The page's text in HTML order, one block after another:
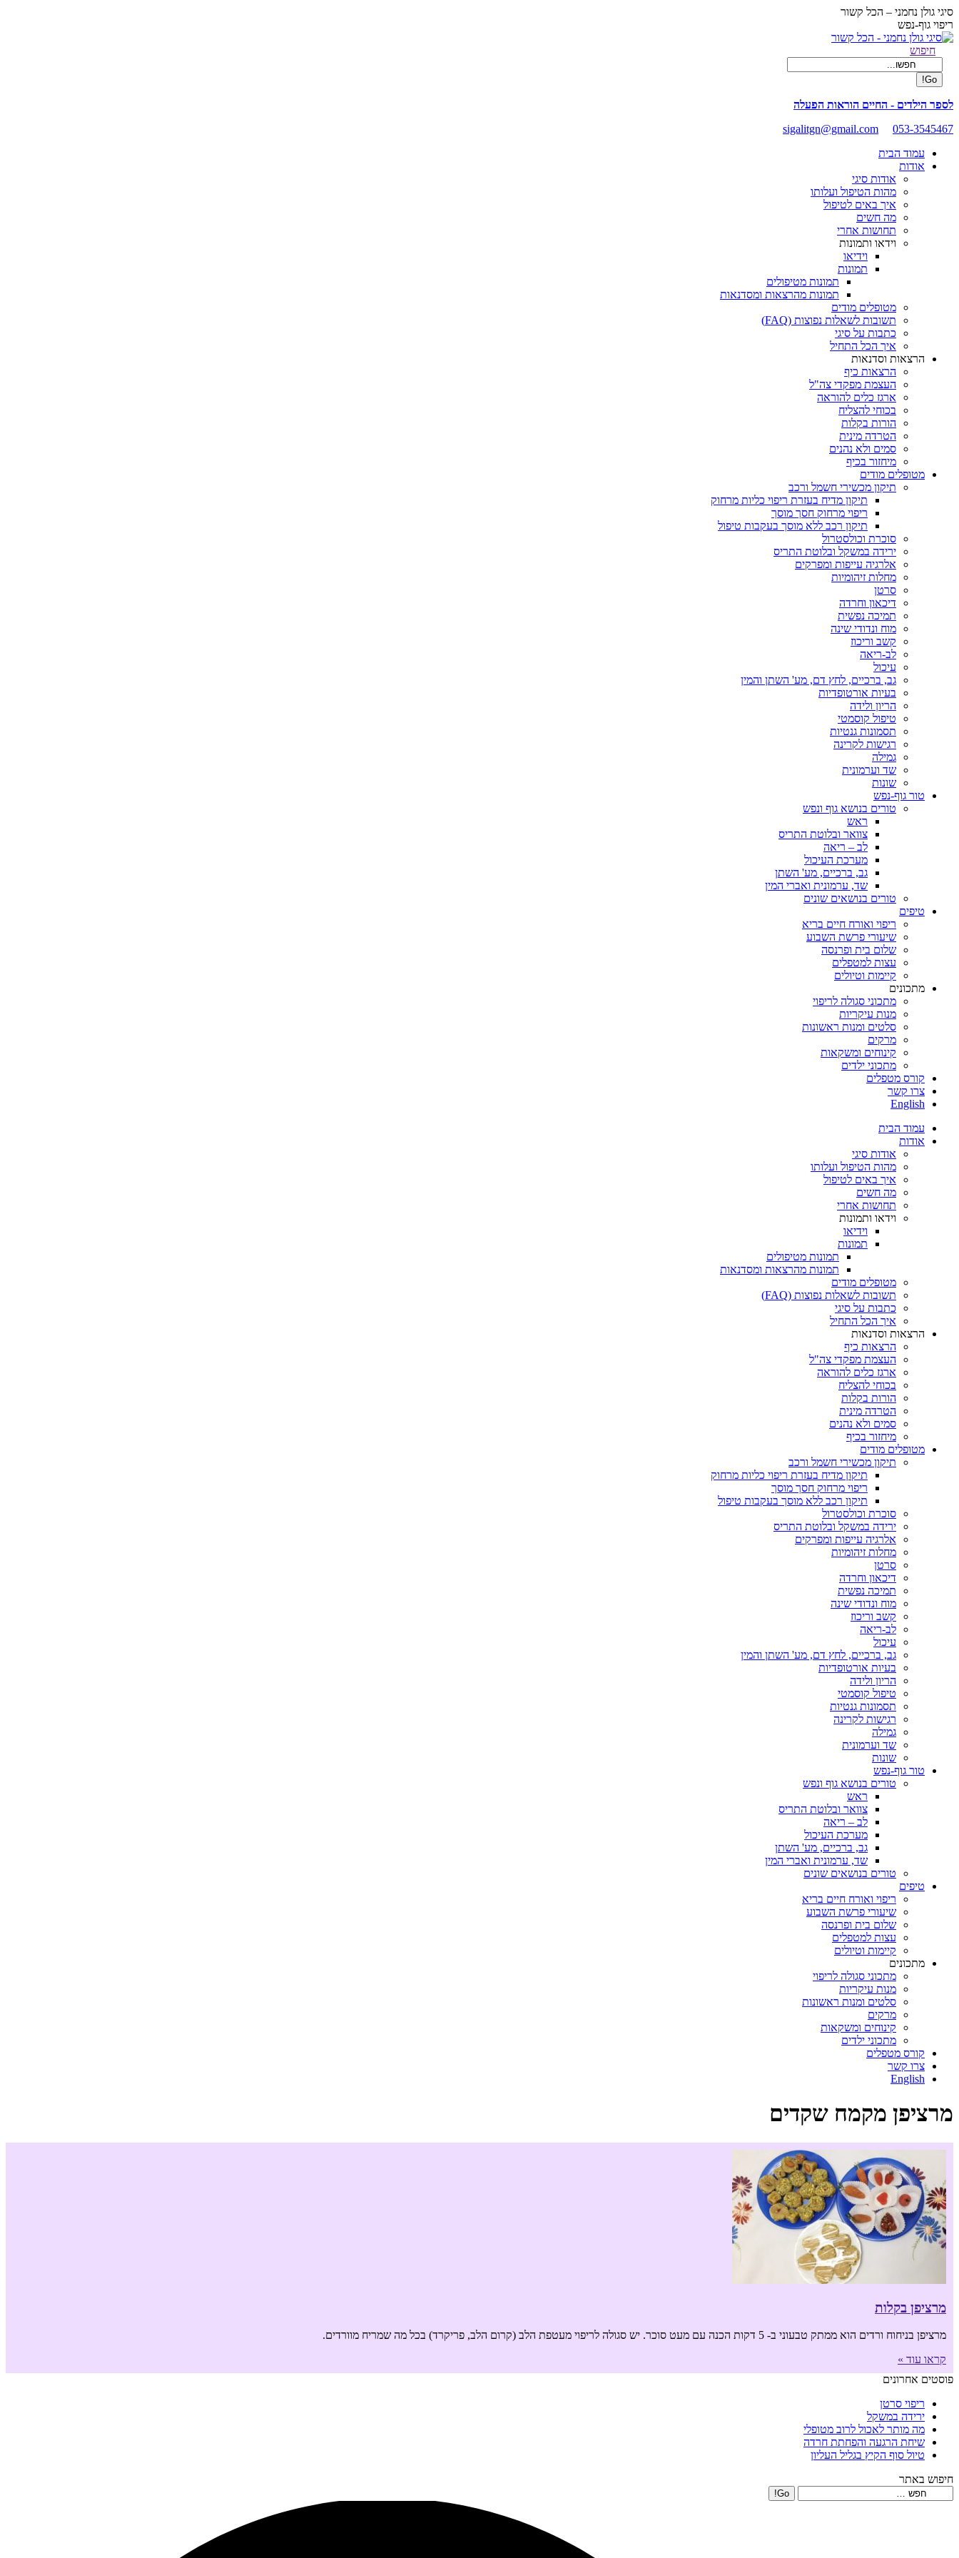
Skip
to
content
סיגי גולן נחמני – הכל קשור
ריפוי גוף-נפש
Facebook
opens
new
window
Search:
חיפוש
לספר הילדים - החיים הוראות הפעלה
sigalitgn@gmail.com
053-3545467
עמוד הבית
אודות
אודות סיגי
מהות הטיפול ועלותו
איך באים לטיפול
מה חשים
תחושות אחרי
וידאו ותמונות
וידיאו
תמונות
תמונות מטיפולים
תמונות מהרצאות ומסדנאות
מטופלים מודים
תשובות לשאלות נפוצות (FAQ)
כתבות על סיגי
איך הכל התחיל
הרצאות וסדנאות
הרצאות כיף
העצמת מפקדי צה"ל
ארגז כלים להוראה
בכוחי להצליח
הורות בקלות
הטרדה מינית
סמים ולא נהנים
מיחזור בכיף
מטופלים מודים
תיקון מכשירי חשמל ורכב
תיקון מדיח בעזרת ריפוי כליות מרחוק
ריפוי מרחוק חסך מוסך
תיקון רכב ללא מוסך בעקבות טיפול
סוכרת וכולסטרול
ירידה במשקל ובלוטת התריס
אלרגיה עייפות ומפרקים
מחלות זיהומיות
סרטן
דיכאון וחרדה
תמיכה נפשית
מוח ונדודי שינה
קשב וריכוז
לב-ריאה
עיכול
גב, ברכיים, לחץ דם, מע' השתן והמין
בעיות אורטופדיות
הריון ולידה
טיפול קוסמטי
תסמונות גנטיות
רגישות לקרינה
גמילה
שד וערמונית
שונות
טור גוף-נפש
טורים בנושא גוף ונפש
ראש
צוואר ובלוטת התריס
לב – ריאה
מערכת העיכול
גב, ברכיים, מע' השתן
שד, ערמונית ואברי המין
טורים בנושאים שונים
טיפים
ריפוי ואורח חיים בריא
שיעורי פרשת השבוע
שלום בית ופרנסה
עצות למטפלים
קיימות וטיולים
מתכונים
מתכוני סגולה לריפוי
מנות עיקריות
סלטים ומנות ראשונות
מרקים
קינוחים ומשקאות
מתכוני ילדים
קורס מטפלים
צרו קשר
English
עמוד הבית
אודות
אודות סיגי
מהות הטיפול ועלותו
איך באים לטיפול
מה חשים
תחושות אחרי
וידאו ותמונות
וידיאו
תמונות
תמונות מטיפולים
תמונות מהרצאות ומסדנאות
מטופלים מודים
תשובות לשאלות נפוצות (FAQ)
כתבות על סיגי
איך הכל התחיל
הרצאות וסדנאות
הרצאות כיף
העצמת מפקדי צה"ל
ארגז כלים להוראה
בכוחי להצליח
הורות בקלות
הטרדה מינית
סמים ולא נהנים
מיחזור בכיף
מטופלים מודים
תיקון מכשירי חשמל ורכב
תיקון מדיח בעזרת ריפוי כליות מרחוק
ריפוי מרחוק חסך מוסך
תיקון רכב ללא מוסך בעקבות טיפול
סוכרת וכולסטרול
ירידה במשקל ובלוטת התריס
אלרגיה עייפות ומפרקים
מחלות זיהומיות
סרטן
דיכאון וחרדה
תמיכה נפשית
מוח ונדודי שינה
קשב וריכוז
לב-ריאה
עיכול
גב, ברכיים, לחץ דם, מע' השתן והמין
בעיות אורטופדיות
הריון ולידה
טיפול קוסמטי
תסמונות גנטיות
רגישות לקרינה
גמילה
שד וערמונית
שונות
טור גוף-נפש
טורים בנושא גוף ונפש
ראש
צוואר ובלוטת התריס
לב – ריאה
מערכת העיכול
גב, ברכיים, מע' השתן
שד, ערמונית ואברי המין
טורים בנושאים שונים
טיפים
ריפוי ואורח חיים בריא
שיעורי פרשת השבוע
שלום בית ופרנסה
עצות למטפלים
קיימות וטיולים
מתכונים
מתכוני סגולה לריפוי
מנות עיקריות
סלטים ומנות ראשונות
מרקים
קינוחים ומשקאות
מתכוני ילדים
קורס מטפלים
צרו קשר
English
מרציפן מקמח שקדים
מרציפן בקלות
מרציפן בניחוח ורדים הוא ממתק טבעוני ב- 5 דקות הכנה עם מעט סוכר. יש סגולה לריפוי מעטפת הלב (קרום הלב, פריקרד) בכל מה שמריח מוורדים.
קראו עוד »
פוסטים אחרונים
ריפוי סרטן
ירידה במשקל
מה מותר לאכול לרוב מטופלי
שיחת הרגעה והפחתת חרדה
טיול סוף הקיץ בגליל העליון
חיפוש באתר
Search: